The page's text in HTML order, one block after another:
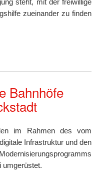
zueinander zu finden
Bahnhöfe
im Rahmen des vom
Infrastruktur und den
umgerüstet.